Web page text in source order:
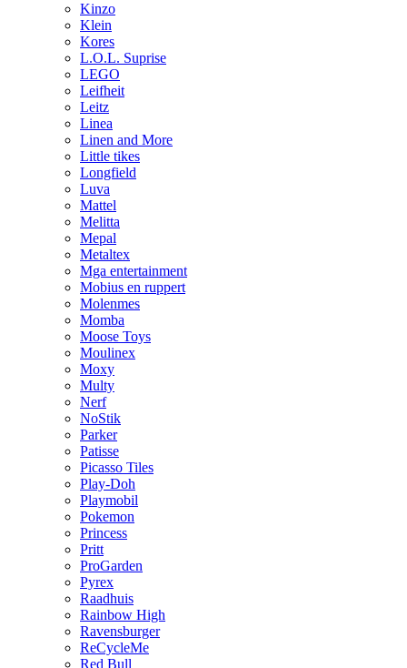
Kinzo
Klein
Kores
L.O.L. Suprise
LEGO
Leifheit
Leitz
Linea
Linen and More
Little tikes
Longfield
Luva
Mattel
Melitta
Mepal
Metaltex
Mga entertainment
Mobius en ruppert
Molenmes
Momba
Moose Toys
Moulinex
Moxy
Multy
Nerf
NoStik
Parker
Patisse
Picasso Tiles
Play-Doh
Playmobil
Pokemon
Princess
Pritt
ProGarden
Pyrex
Raadhuis
Rainbow High
Ravensburger
ReCycleMe
Red Bull